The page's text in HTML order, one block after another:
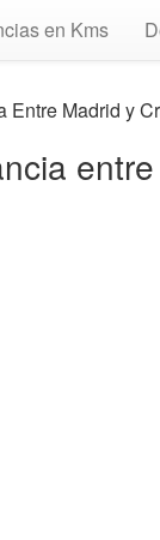
en Kms
Entre Madrid y